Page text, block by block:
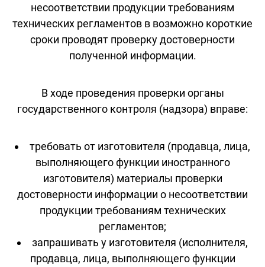
несоответствии продукции требованиям
технических регламентов в возможно короткие
сроки проводят проверку достоверности
полученной информации.
В ходе проведения проверки органы
государственного контроля (надзора) вправе:
требовать от изготовителя (продавца, лица,
выполняющего функции иностранного
изготовителя) материалы проверки
достоверности информации о несоответствии
продукции требованиям технических
регламентов;
запрашивать у изготовителя (исполнителя,
продавца, лица, выполняющего функции